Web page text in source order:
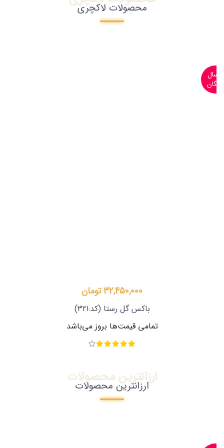
محصولات لاکچری
ارسال
رایگان
32,450,000 تومان
باکس گل رستا (کد:321)
تمامی قیمت‌ها بروز می‌باشد
ارزانترین محصولات
ارزانترین محصولات